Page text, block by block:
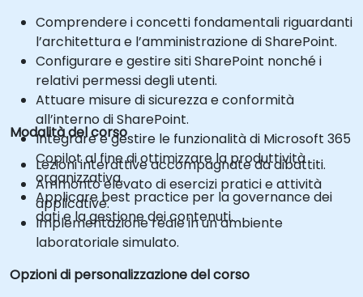
Comprendere i concetti fondamentali riguardanti
l’architettura e l’amministrazione di SharePoint.
Configurare e gestire siti SharePoint nonché i
relativi permessi degli utenti.
Attuare misure di sicurezza e conformità
all’interno di SharePoint.
Integrare e gestire le funzionalità di Microsoft 365
Copilot al fine di ottimizzare la produttività
organizzativa.
Applicare best practice per la governance dei
dati e la gestione dei contenuti.
Modalità del corso
Lezioni interattive accompagnate da dibattiti.
Ammonto elevato di esercizi pratici e attività
applicative.
Implementazione reale in un ambiente
laboratoriale simulato.
Opzioni di personalizzazione del corso